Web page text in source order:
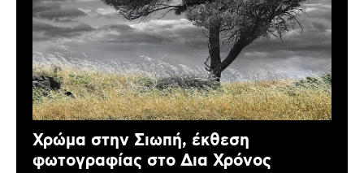
Χρώμα στην Σιωπή, έκθεση
φωτογραφίας στο Δια Χρόνος